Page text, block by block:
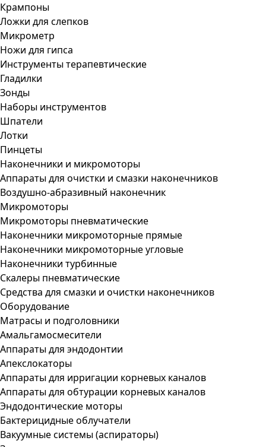
Крампоны
Ложки для слепков
Микрометр
Ножи для гипса
Инструменты терапевтические
Гладилки
Зонды
Наборы инструментов
Шпатели
Лотки
Пинцеты
Наконечники и микромоторы
Аппараты для очистки и смазки наконечников
Воздушно-абразивный наконечник
Микромоторы
Микромоторы пневматические
Наконечники микромоторные прямые
Наконечники микромоторные угловые
Наконечники турбинные
Скалеры пневматические
Средства для смазки и очистки наконечников
Оборудование
Матрасы и подголовники
Амальгамосмесители
Аппараты для эндодонтии
Апекслокаторы
Аппараты для ирригации корневых каналов
Аппараты для обтурации корневых каналов
Эндодонтические моторы
Бактерицидные облучатели
Вакуумные системы (аспираторы)